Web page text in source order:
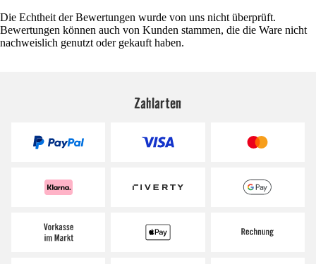
Die Echtheit der Bewertungen wurde von uns nicht überprüft.
Bewertungen können auch von Kunden stammen, die die Ware nicht
nachweislich genutzt oder gekauft haben.
Zahlarten